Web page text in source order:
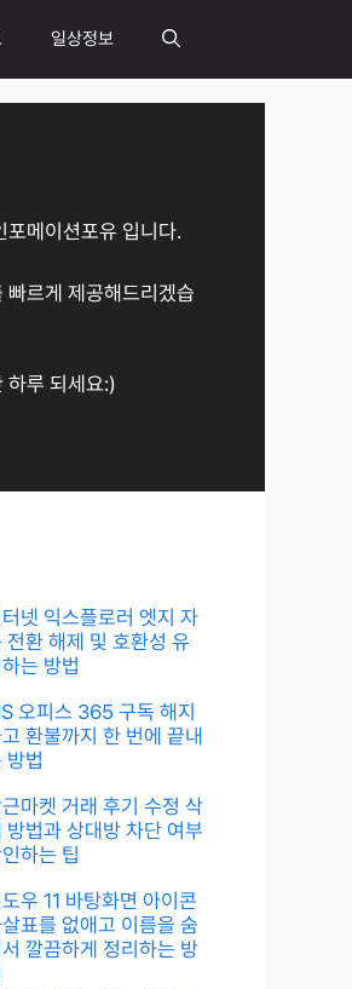
일상정보
포메이션포유 입니다.
빠르게 제공해드리겠습
하루 되세요:)
넷 익스플로러 엣지 자
전환 해제 및 호환성 유
는 방법
오피스 365 구독 해지
환불까지 한 번에 끝내
방법
마켓 거래 후기 수정 삭
방법과 상대방 차단 여부
하는 팁
우 11 바탕화면 아이콘
표를 없애고 이름을 숨
깔끔하게 정리하는 방